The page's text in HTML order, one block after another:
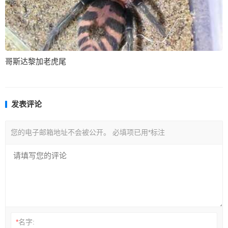
哥斯达黎加老虎尾
发表评论
您的电子邮箱地址不会被公开。 必填项已用*标注
*名字: